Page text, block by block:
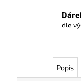
dle
Popis